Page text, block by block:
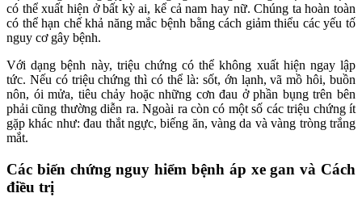
có thể xuất hiện ở bất kỳ ai, kể cả nam hay nữ. Chúng ta hoàn toàn
có thể hạn chế khả năng mắc bệnh bằng cách giảm thiểu các yếu tố
nguy cơ gây bệnh.
Với dạng bệnh này, triệu chứng có thể không xuất hiện ngay lập
tức. Nếu có triệu chứng thì có thể là: sốt, ớn lạnh, vã mồ hôi, buồn
nôn, ói mửa, tiêu chảy hoặc những cơn đau ở phần bụng trên bên
phải cũng thường diễn ra. Ngoài ra còn có một số các triệu chứng ít
gặp khác như: đau thắt ngực, biếng ăn, vàng da và vàng tròng trắng
mắt.
Các biến chứng nguy hiểm bệnh áp xe gan và Cách
điều trị